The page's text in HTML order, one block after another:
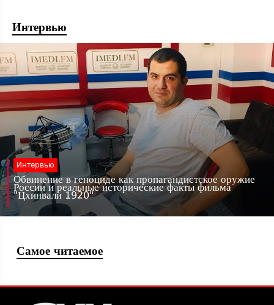
Интервью
Интервью
Обвинение в геноциде как пропагандистское оружие
России и реальные исторические факты фильма
"Цхинвали 1920"
Самое читаемое